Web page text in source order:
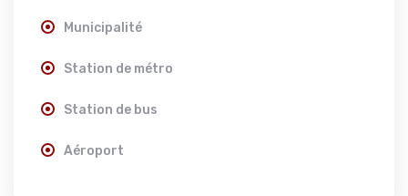
Municipalité
Station de métro
Station de bus
Aéroport